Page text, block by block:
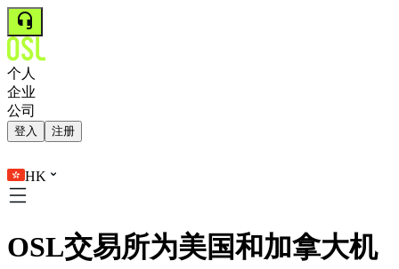
个人
企业
公司
登入 注册
HK
OSL交易所为美国和加拿大机